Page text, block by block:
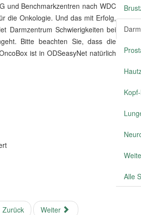
Alle
und Benchmarkzentren nach WDC
die Onkologie. Und das mit Erfolg,
Darmzentrum Schwierigkeiten bei
Bitte beachten Sie, dass die
ist in ODSeasyNet natürlich
Zurück Weiter